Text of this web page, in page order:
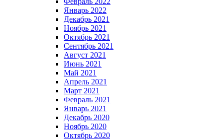
Январь 2022
Декабрь 2021
Ноябрь 2021
Октябрь 2021
Сентябрь 2021
Август 2021
Июнь 2021
Май 2021
Апрель 2021
Март 2021
Февраль 2021
Январь 2021
Декабрь 2020
Ноябрь 2020
Октябрь 2020